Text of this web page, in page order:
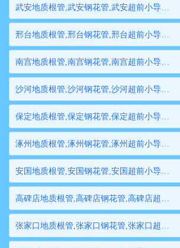
武安地质根管,武安钢花管,武安超前小导管,武安边坡支护管,武安钢管桩,武安隧道注浆管,武安管棚管
邢台地质根管,邢台钢花管,邢台超前小导管,邢台边坡支护管,邢台钢管桩,邢台隧道注浆管,邢台管棚管
南宫地质根管,南宫钢花管,南宫超前小导管,南宫边坡支护管,南宫钢管桩,南宫隧道注浆管,南宫管棚管
沙河地质根管,沙河钢花管,沙河超前小导管,沙河边坡支护管,沙河钢管桩,沙河隧道注浆管,沙河管棚管
保定地质根管,保定钢花管,保定超前小导管,保定边坡支护管,保定钢管桩,保定隧道注浆管,保定管棚管
涿州地质根管,涿州钢花管,涿州超前小导管,涿州边坡支护管,涿州钢管桩,涿州隧道注浆管,涿州管棚管
安国地质根管,安国钢花管,安国超前小导管,安国边坡支护管,安国钢管桩,安国隧道注浆管,安国管棚管
高碑店地质根管,高碑店钢花管,高碑店超前小导管,高碑店边坡支护管,高碑店钢管桩,高碑店隧道注浆管,高碑店管棚管
张家口地质根管,张家口钢花管,张家口超前小导管,张家口边坡支护管,张家口钢管桩,张家口隧道注浆管,张家口管棚管